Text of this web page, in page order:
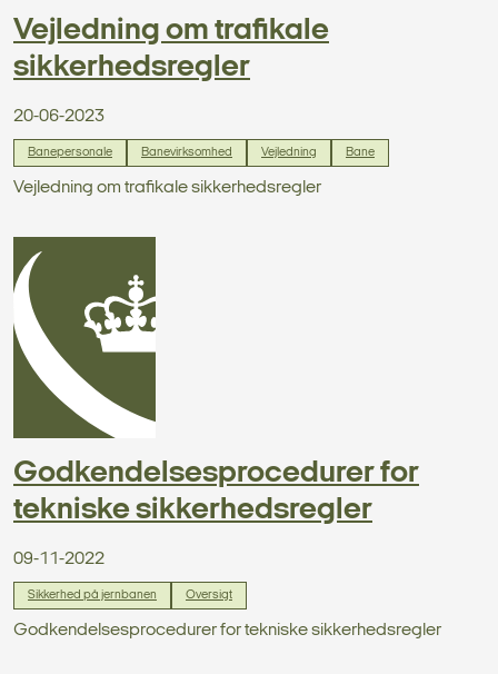
Vejledning om trafikale
sikkerhedsregler
20-06-2023
Banepersonale Banevirksomhed Vejledning Bane
Vejledning om trafikale sikkerhedsregler
Godkendelsesprocedurer for
tekniske sikkerhedsregler
09-11-2022
Sikkerhed på jernbanen Oversigt
Godkendelsesprocedurer for tekniske sikkerhedsregler